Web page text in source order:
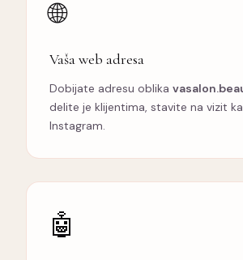
🌐
Vaša web adresa
Dobijate adresu oblika
delite je klijentima, stavite na vizit
Instagram.
🤖